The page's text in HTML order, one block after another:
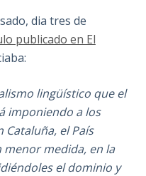
dia tres de
publicado en El
lingüístico que el
imponiendo a los
Cataluña, el País
menor medida, en la
el dominio y